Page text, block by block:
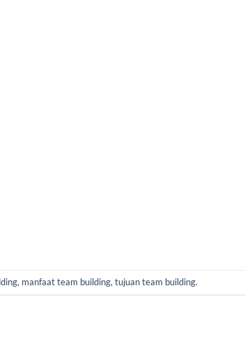
, manfaat team building,tujuan team building.